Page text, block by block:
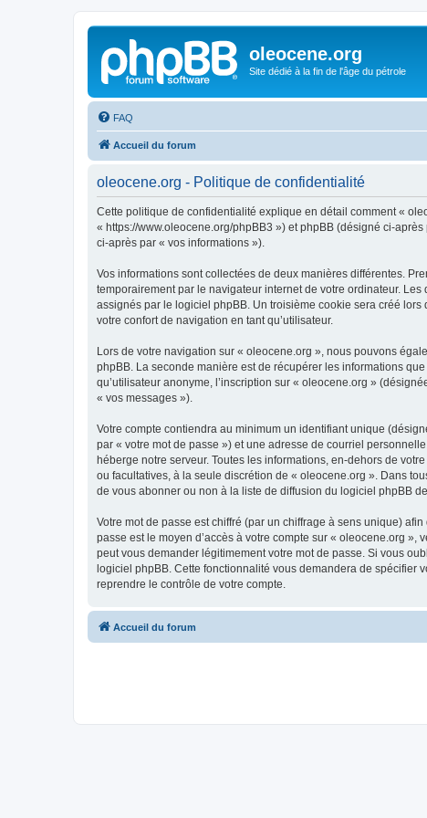
oleocene.org
Site dédié à la fin de l'âge du pétrole
FAQ
Accueil du forum
oleocene.org - Politique de confidentialité
Cette politique de confidentialité explique en détail comment «
« https://www.oleocene.org/phpBB3 ») et phpBB (désigné ci-
ci-après par « vos informations »).
Vos informations sont collectées de deux manières différentes.
temporairement par le navigateur internet de votre ordinateur.
assignés par le logiciel phpBB. Un troisième cookie sera créé
votre confort de navigation en tant qu’utilisateur.
Lors de votre navigation sur « oleocene.org », nous pouvons
phpBB. La seconde manière est de récupérer les informations
qu’utilisateur anonyme, l’inscription sur « oleocene.org »
« vos messages »).
Votre compte contiendra au minimum un identifiant unique
par « votre mot de passe ») et une adresse de courriel
héberge notre serveur. Toutes les informations, en-dehors de
ou facultatives, à la seule discrétion de « oleocene.org ». Dans
de vous abonner ou non à la liste de diffusion du logiciel phpBB
Votre mot de passe est chiffré (par un chiffrage à sens unique)
passe est le moyen d’accès à votre compte sur « oleocene.org
peut vous demander légitimement votre mot de passe. Si vous
logiciel phpBB. Cette fonctionnalité vous demandera de spécifier
reprendre le contrôle de votre compte.
Accueil du forum